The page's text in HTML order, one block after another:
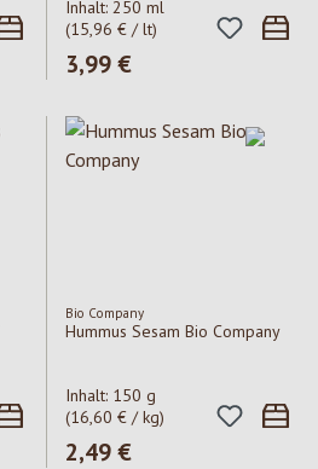
Inhalt: 250 ml
(15,96 € / lt)
Regulärer Preis:
3,99 €
Bio Company
Hummus Sesam Bio Company
Inhalt: 150 g
(16,60 € / kg)
Regulärer Preis:
2,49 €